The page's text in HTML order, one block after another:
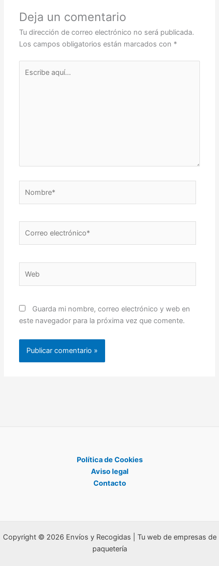
Deja un comentario
Tu dirección de correo electrónico no será publicada.
Los campos obligatorios están marcados con *
aquí...
Guarda mi nombre, correo electrónico y web en
este navegador para la próxima vez que comente.
Política de Cookies
Aviso legal
Contacto
Copyright © 2026 Envíos y Recogidas | Tu web de empresas de
paquetería